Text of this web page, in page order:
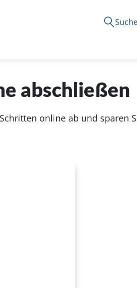
abschließen
online ab und sparen